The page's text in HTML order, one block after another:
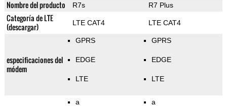
Nombre del producto R7s R7 Plus
Categoría de LTE
(descargar)
LTE CAT4 LTE CAT4
especificaciones del
módem
GPRS
EDGE
LTE
GPRS
EDGE
LTE
a a